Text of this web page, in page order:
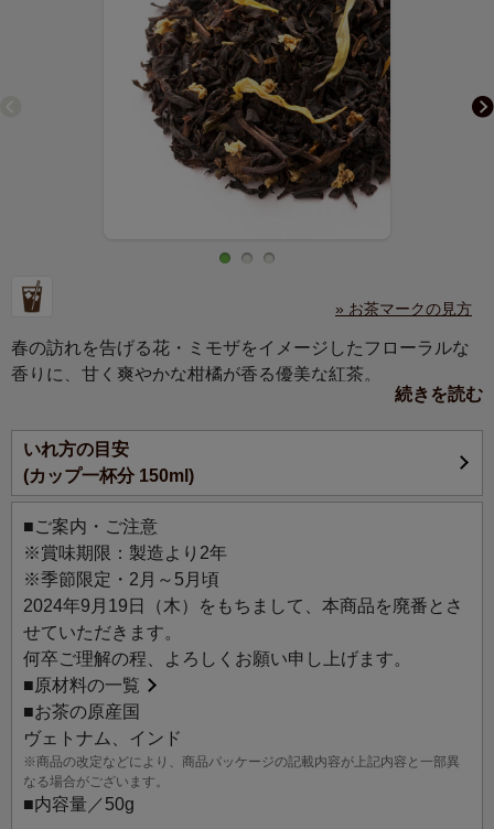
» お茶マークの見方
春の訪れを告げる花・ミモザをイメージしたフローラルな
香りに、甘く爽やかな柑橘が香る優美な紅茶。
職場や家庭の女性へ感謝をこめて贈られるミモザの花のよ
うに、ホワイトデーや母の日など、様々な感謝の場での贈
り物にオススメです。
※3月8日は国際女性デーです。イタリアでは「Festa della
donna（＝女性の日）」として、家庭や職場といった様々
な場で働く女性に、男性が感謝の念を込めてミモザを贈る
習慣があります。
続きを読む
いれ方の目安
(カップ一杯分 150ml)
■ご案内・ご注意
※賞味期限：製造より2年
※季節限定・2月～5月頃
2024年9月19日（木）をもちまして、本商品を廃番とさ
せていただきます。
何卒ご理解の程、よろしくお願い申し上げます。
■原材料の一覧
■お茶の原産国
ヴェトナム、インド
※商品の改定などにより、商品パッケージの記載内容が上記内容と一部異
なる場合がございます。
■内容量／50g